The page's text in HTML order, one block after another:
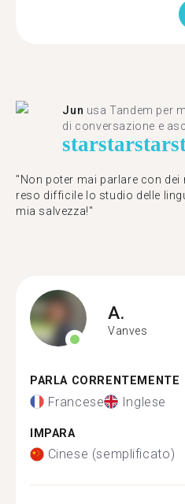
Jun usa Tandem per
di conversazione e
starstarstar
"Non poter mai parlare con
reso difficile lo studio delle
mia salvezza!"
A.
Vanves
PARLA CORRENTEMENTE
Francese Inglese
IMPARA
Cinese (semplificato)